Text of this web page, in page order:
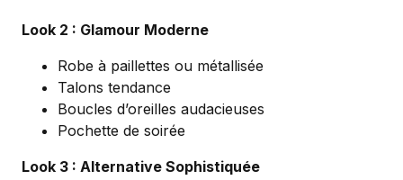
Look 2 : Glamour Moderne
Robe à paillettes ou métallisée
Talons tendance
Boucles d’oreilles audacieuses
Pochette de soirée
Look 3 : Alternative Sophistiquée